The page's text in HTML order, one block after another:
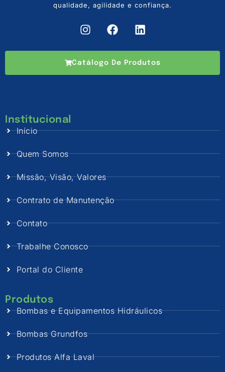
qualidade, agilidade e confiança.
Catálogo De Produtos
Institucional
Início
Quem Somos
Missão, Visão, Valores
Contrato de Manutenção
Contato
Trabalhe Conosco
Portal do Cliente
Produtos
Bombas e Equipamentos Hidráulicos
Bombas Grundfos
Produtos Alfa Laval